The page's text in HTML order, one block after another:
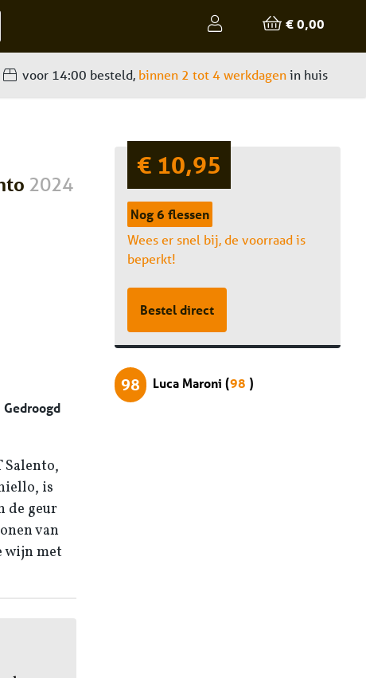
€ 0,00
voor 14:00 besteld, binnen 2 tot 4 werkdagenin huis
2024
Salento,
is
de geur
van
wijn met
€ 10,95
Nog 6 flessen
Wees er snel bij, de voorraad is
beperkt!
Bestel direct
98 Luca Maroni (98 )